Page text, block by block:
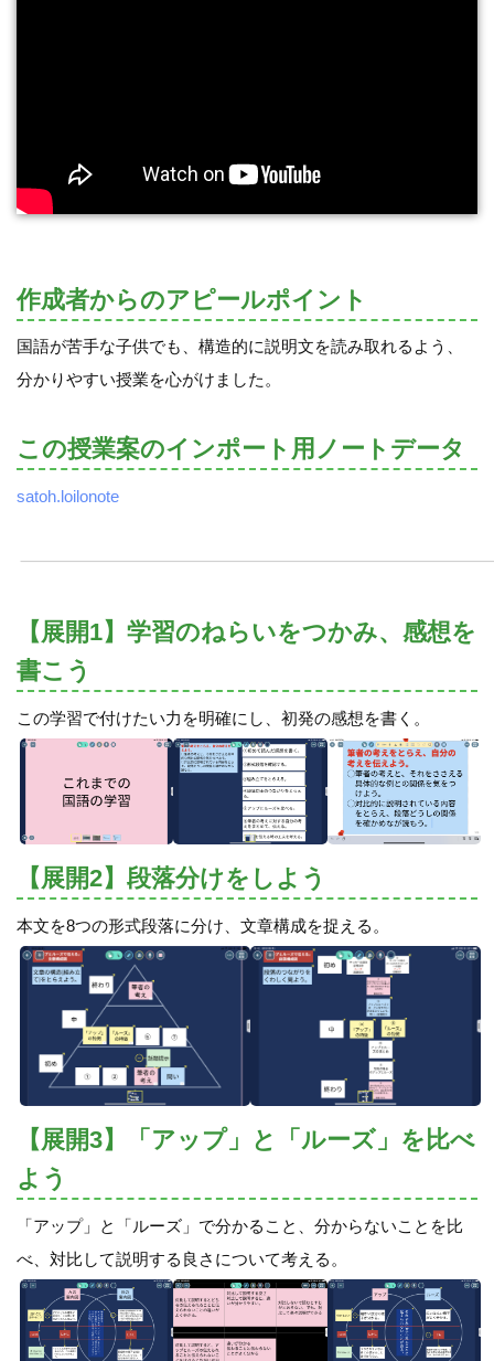
作成者からのアピールポイント
国語が苦手な子供でも、構造的に説明文を読み取れるよう、
分かりやすい授業を心がけました。
この授業案のインポート用ノートデータ
satoh.loilonote
【展開1】学習のねらいをつかみ、感想を
書こう
この学習で付けたい力を明確にし、初発の感想を書く。
【展開2】段落分けをしよう
本文を8つの形式段落に分け、文章構成を捉える。
【展開3】「アップ」と「ルーズ」を比べ
よう
「アップ」と「ルーズ」で分かること、分からないことを比
べ、対比して説明する良さについて考える。